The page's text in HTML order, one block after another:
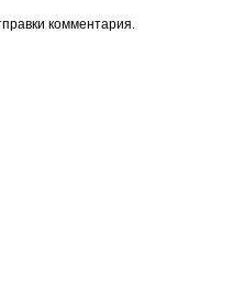
комментария.